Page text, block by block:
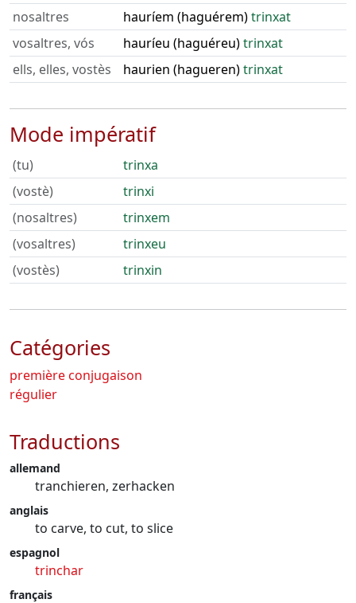
nosaltres
hauríem (haguérem)trinxat
vosaltres, vós
hauríeu (haguéreu)trinxat
ells, elles, vostès
haurien (hagueren)trinxat
Mode impératif
(tu)
trinxa
(vostè)
trinxi
(nosaltres)
trinxem
(vosaltres)
trinxeu
(vostès)
trinxin
Catégories
première conjugaison
régulier
Traductions
allemand
tranchieren, zerhacken
anglais
to carve, to cut, to slice
espagnol
trinchar
français